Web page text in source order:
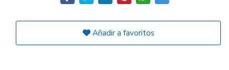
Añadir a favoritos